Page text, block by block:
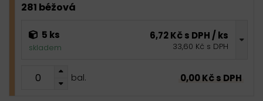
281 béžová
5 ks
skladem
6,72 Kč s DPH / ks
33,60 Kč s DPH
bal. 0,00 Kč s DPH